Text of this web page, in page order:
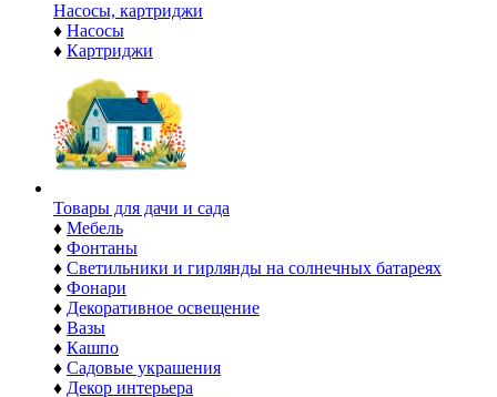
Насосы, картриджи
♦ Насосы
♦ Картриджи
Товары для дачи и сада
♦ Мебель
♦ Фонтаны
♦ Светильники и гирлянды на солнечных батареях
♦ Фонари
♦ Декоративное освещение
♦ Вазы
♦ Кашпо
♦ Садовые украшения
♦ Декор интерьера